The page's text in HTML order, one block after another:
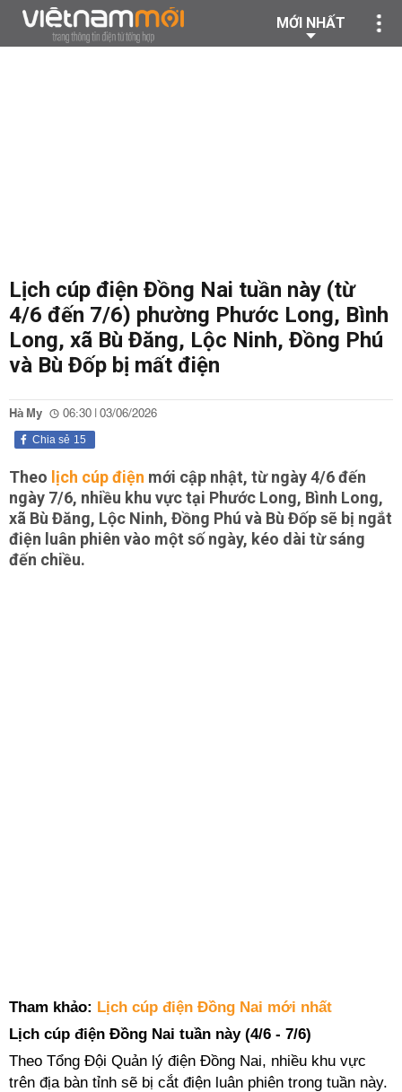
MỚI NHẤT
Lịch cúp điện Đồng Nai tuần này (từ
4/6 đến 7/6) phường Phước Long, Bình
Long, xã Bù Đăng, Lộc Ninh, Đồng Phú
và Bù Đốp bị mất điện
Hà My 06:30 | 03/06/2026
15
Chia sẻ
Theo lịch cúp điện mới cập nhật, từ ngày 4/6 đến
ngày 7/6, nhiều khu vực tại Phước Long, Bình Long,
xã Bù Đăng, Lộc Ninh, Đồng Phú và Bù Đốp sẽ bị ngắt
điện luân phiên vào một số ngày, kéo dài từ sáng
đến chiều.
Tham khảo: Lịch cúp điện Đồng Nai mới nhất
Lịch cúp điện Đồng Nai tuần này (4/6 - 7/6)
Theo Tổng Đội Quản lý điện Đồng Nai, nhiều khu vực
trên địa bàn tỉnh sẽ bị cắt điện luân phiên trong tuần này.